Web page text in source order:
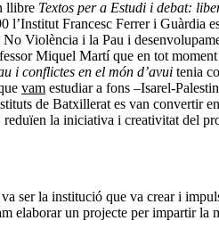
llibre Textos per a Estudi i debat:
l’Institut Francesc Ferrer i Guàrdia
Violència i la Pau i
Miquel Martí que en tot moment
i conflictes en el món d’avui tenia
vam estudiar a fons –Isarel-
de Batxillerat es van convertir
reduïen la iniciativa i creativitat del
ser la institució que va crear i
elaborar un projecte per impartir la